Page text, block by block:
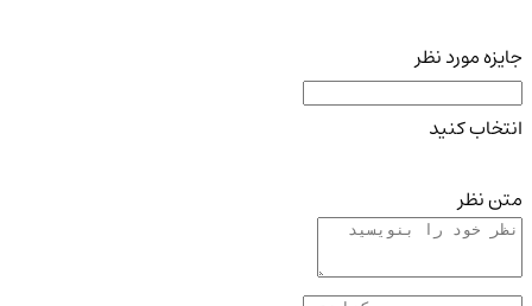
جایزه مورد نظر
انتخاب کنید
متن نظر